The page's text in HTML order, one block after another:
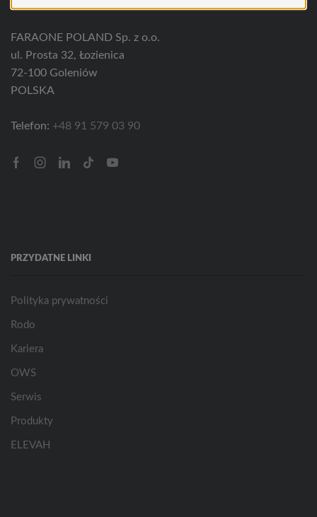
FARAONE POLAND Sp. z o.o.
ul. Prosta 32, Łozienica
72-100 Goleniów
POLSKA
Telefon: +48 91 579 03 90
FacebookInstagram
Linkedin
Tik-
Youtube
PRZYDATNE LINKI
Polityka prywatności
Rodo
Kariera
OWS
Serwis
Produkty
ELEVAH